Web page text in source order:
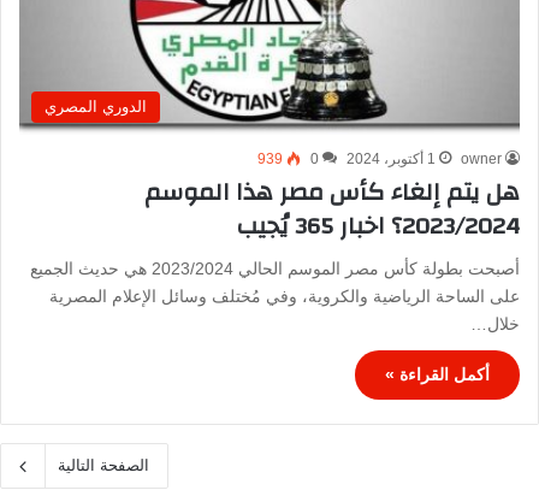
الدوري المصري
owner 1 أكتوبر، 2024 0
939
هل يتم إلغاء كأس مصر هذا الموسم
2023/2024؟ اخبار 365 يُجيب
أصبحت بطولة كأس مصر الموسم الحالي 2023/2024 هي حديث الجميع
على الساحة الرياضية والكروية، وفي مُختلف وسائل الإعلام المصرية
خلال…
أكمل القراءة »
الصفحة التالية